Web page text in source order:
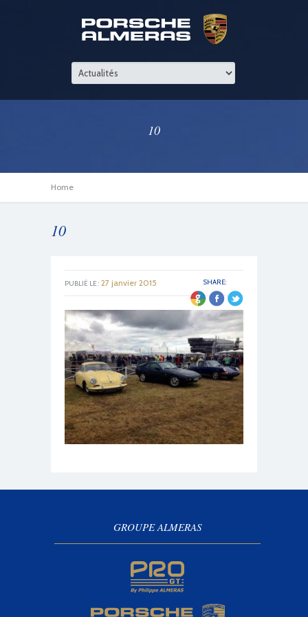
10
Home
10
SHARE:
PUBLIÉ LE : 27 janvier 2015
GROUPE ALMERAS